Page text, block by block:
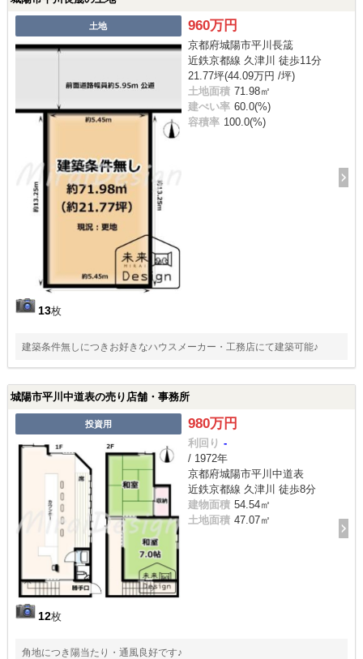
土地
13枚
960万円
京都府城陽市平川長筬
近鉄京都線 久津川 徒歩11分
21.77坪(44.09万円 /坪)
土地面積 71.98㎡
建ぺい率 60.0(%)
容積率 100.0(%)
建築条件無しにつきお好きなハウスメーカー・工務店にて建築可能♪
城陽市平川中道表の売り店舗・事務所
投資用
12枚
980万円
利回り -
/ 1972年
京都府城陽市平川中道表
近鉄京都線 久津川 徒歩8分
建物面積 54.54㎡
土地面積 47.07㎡
角地につき陽当たり・通風良好です♪